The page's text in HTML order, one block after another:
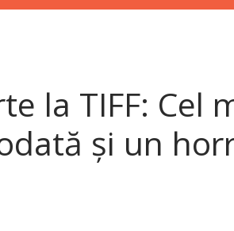
la TIFF: Cel
și un